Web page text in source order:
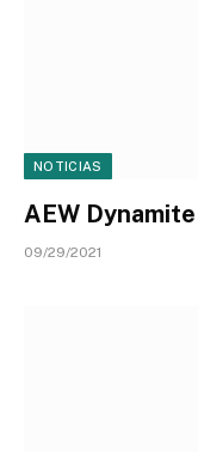
NOTICIAS
AEW
09/29/2021